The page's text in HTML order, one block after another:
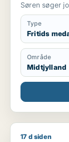
Søren søger
Type
Fritids
Område
Midtjylland
Julie søger
17 d siden